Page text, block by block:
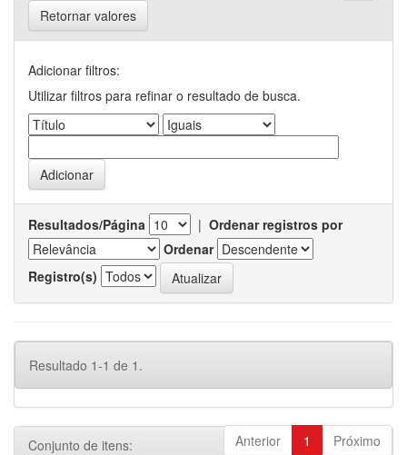
Retornar valores
Adicionar filtros:
Utilizar filtros para refinar o resultado de busca.
Resultados/Página | Ordenar registros por
Ordenar
Registro(s)
Resultado 1-1 de 1.
Anterior 1 Próximo
Conjunto de itens: